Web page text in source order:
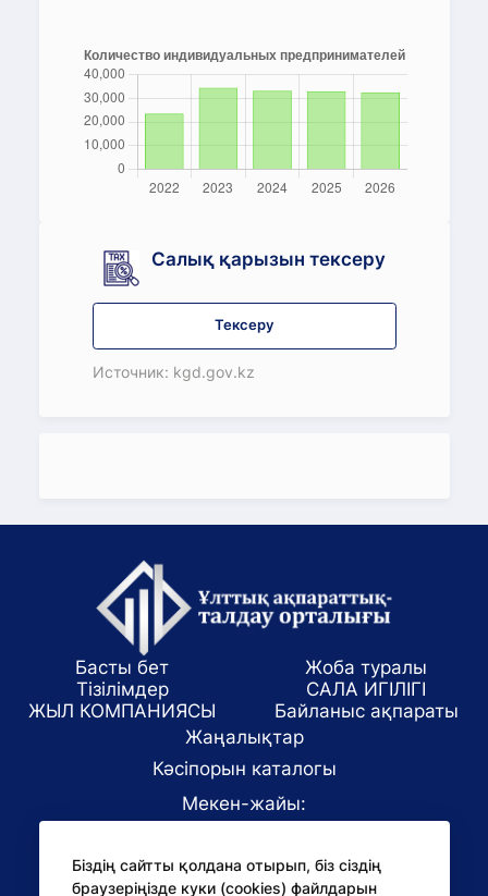
Салық қарызын тексеру
Тексеру
Источник: kgd.gov.kz
Біздің сайтты қолдана отырып, біз сіздің
браузеріңізде куки (cookies) файлдарын
Басты бет
Жоба туралы
Тізілімдер
САЛА ИГІЛІГІ
ЖЫЛ КОМПАНИЯСЫ
Байланыс ақпараты
Жаңалықтар
Кәсіпорын каталогы
Мекен-жайы:
E-mail: